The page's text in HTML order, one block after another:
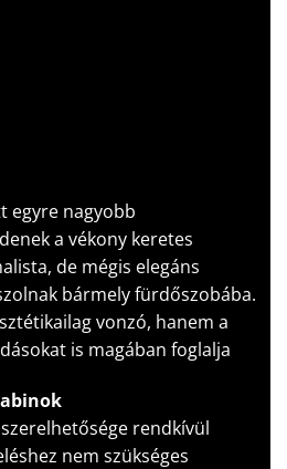
egyre nagyobb
a vékony keretes
de mégis elegáns
bármely fürdőszobába.
vonzó, hanem a
is magában foglalja
rendkívül
nem szükséges